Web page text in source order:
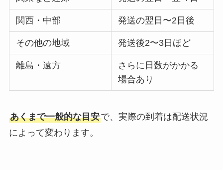
関西・中部 発送の翌日〜2日後
その他の地域 発送後2〜3日ほど
離島・遠方
さらに日数がかかる
場合あり
あくまで一般的な目安で、実際の到着は配送状況
によって変わります。